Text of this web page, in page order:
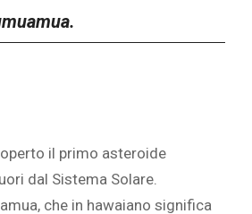
il primo asteroide
dal Sistema Solare.
che in hawaiano significa